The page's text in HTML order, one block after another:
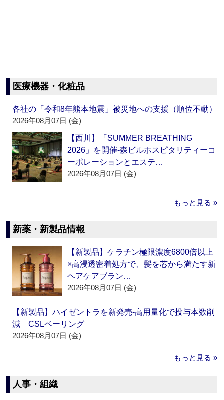
医療機器・化粧品
各社の「令和8年熊本地震」被災地への支援（順位不動）
2026年08月07日 (金)
【西川】「SUMMER BREATHING
2026」を開催‐森ビルホスピタリティーコ
ーポレーションとエステ…
2026年08月07日 (金)
もっと見る »
新薬・新製品情報
【新製品】ケラチン極限濃度6800倍以上
×高浸透密着処方で、髪を芯から満たす新
ヘアケアブラン…
2026年08月07日 (金)
【新製品】ハイゼントラを新発売‐高用量化で投与本数削
減 CSLベーリング
2026年08月07日 (金)
もっと見る »
人事・組織